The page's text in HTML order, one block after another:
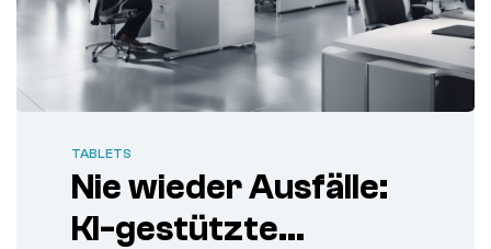
TABLETS
Nie wieder Ausfälle:
KI-gestützte